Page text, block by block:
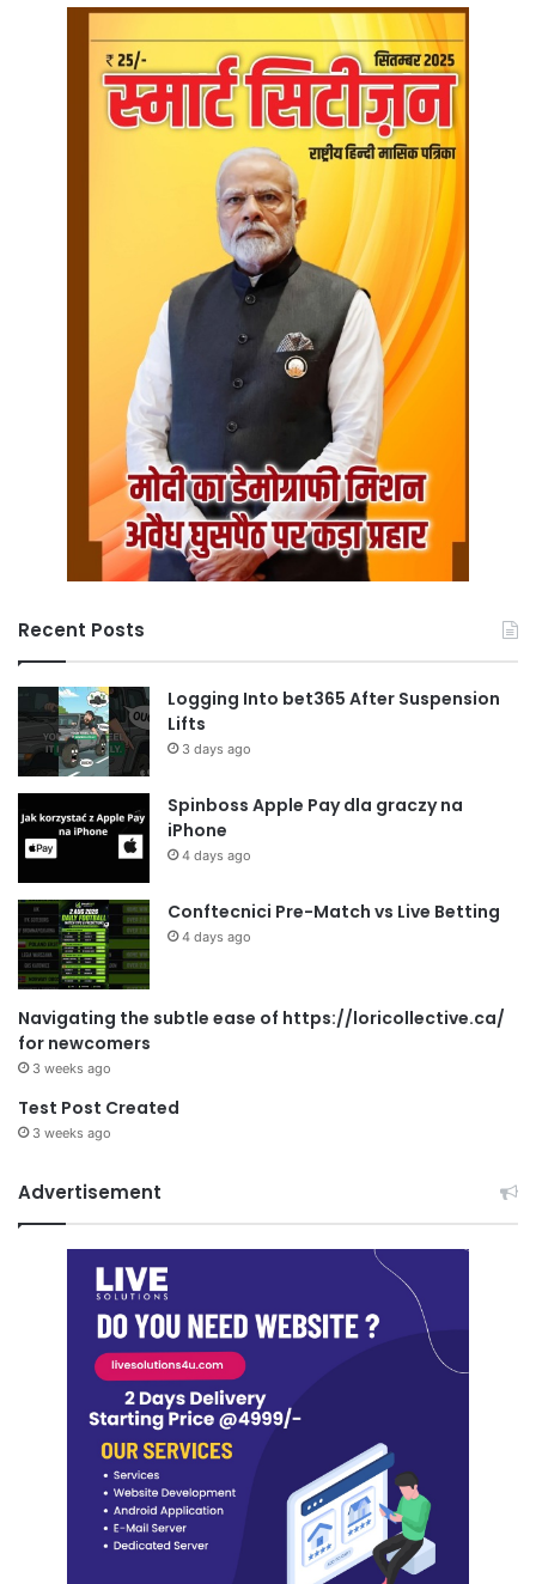
Recent Posts
Logging Into bet365 After Suspension
Lifts
3 days ago
Spinboss Apple Pay dla graczy na
iPhone
4 days ago
Conftecnici Pre-Match vs Live Betting
4 days ago
Navigating the subtle ease of https://loricollective.ca/
for newcomers
3 weeks ago
Test Post Created
3 weeks ago
Advertisement